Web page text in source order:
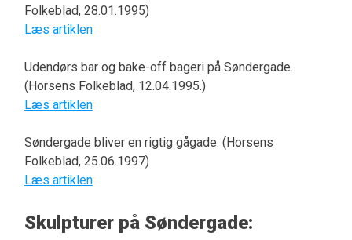
Folkeblad, 28.01.1995)
Læs artiklen
Udendørs bar og bake-off bageri på Søndergade.
(Horsens Folkeblad, 12.04.1995.)
Læs artiklen
Søndergade bliver en rigtig gågade. (Horsens
Folkeblad, 25.06.1997)
Læs artiklen
Skulpturer på Søndergade: